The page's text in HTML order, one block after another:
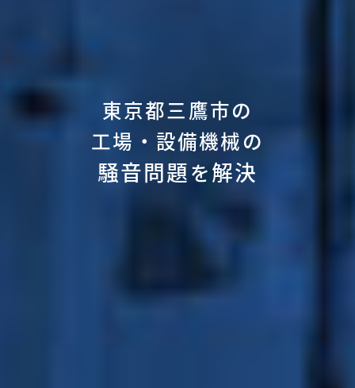
東京都三鷹市の
工場・設備機械の
騒音問題を解決